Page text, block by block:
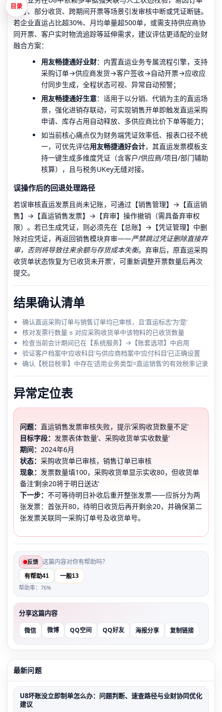
拆分、部分收货、跨期间开票等场景引发审核中断或凭证断链。
若企业直运占比超30%、月均单量超500单，或需支持供应商协
同开票、客户实时物流追踪等延伸需求，建议评估更适配的业财
融合方案：
用友畅捷通好业财：内置直运业务专属流程引擎，支持
采购订单→供应商发货→客户签收→自动开票→应收应
付同步生成，全程状态可视、异常自动预警；
用友畅捷通好生意：适用于以分销、代销为主的直运场
景，强化进销存联动，可实现销售开单即触发直运采购
申请、库存占用自动释放、多供应商比价下单等能力；
如当前核心痛点仅为财务端凭证效率低、报表口径不统
一，可优先评估用友畅捷通好会计，其直运发票模板支
持一键生成多维度凭证（含客户/供应商/项目/部门辅助
核算），且与税务UKey无缝对接。
误操作后的回退处理路径
若误审核直运发票且尚未记账，可通过【销售管理】→【直运销
售】→【直运销售发票】→【弃审】操作撤销（需具备弃审权
限）。若已生成凭证，则必须先在【总账】→【凭证管理】中删
除对应凭证，再返回销售模块弃审——严禁跳过凭证删除直接弃
审，否则将导致往来余额与存货成本失衡。弃审后，原直运采购
收货单状态恢复为‘已收货未开票’，可重新调整开票数量后再次
提交。
结果确认清单
确认直运采购订单与销售订单均已审核，且‘直运标志’为‘是’
核对发票行数量 ≤ 对应采购收货单中该物料的已收货数量
检查当前会计期间已在【系统服务】→【账套选项】中启用
验证客户档案中‘应收科目’与供应商档案中‘应付科目’已正确设置
确认【税目税率】中存在‘适用业务类型=直运销售’的有效税率记录
异常定位表
问题： 直运销售发票审核失败，提示‘采购收货数量不足’
目标字段： 发票表体‘数量’、采购收货单‘实收数量’
期间： 2024年6月
状态： 采购收货单已审核，销售订单已审核
现象： 发票数量填100，采购收货单显示实收80，但收货单
备注‘剩余20将于明日送达’
下一步： 不可等待明日补收后重开整张发票——应拆分为两
张发票：首张开80，待明日收货后再开剩余20，并确保第二
张发票关联同一采购订单号及收货单号。
反馈 这篇内容对你有帮助吗？
有帮助41 一般13
帮助率：76%
分享这篇内容
微信 微博 QQ空间 QQ好友 海报分享 复制链接
最新问题
U8坏账没立即制单怎么办：问题判断、速查路径与业财协同优化
建议
目录